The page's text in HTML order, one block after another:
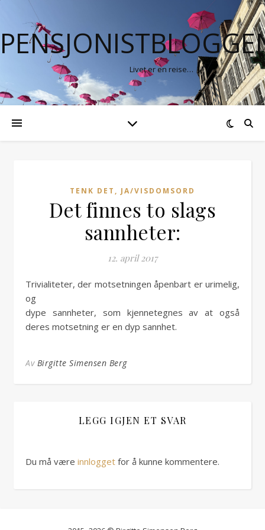
Livet er en reise…
TENK DET, JA/VISDOMSORD
Det finnes to slags
sannheter:
12. april 2017
Trivialiteter, der motsetningen åpenbart er urimelig,
og
dype sannheter, som kjennetegnes av at også
deres motsetning er en dyp sannhet.
Av Birgitte Simensen Berg
LEGG IGJEN ET SVAR
Du må være innlogget for å kunne kommentere.